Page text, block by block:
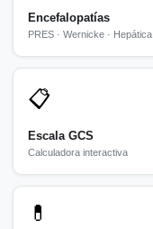
Encefalopatías
PRES · Wernicke · Hepática
📋
Escala GCS
Calculadora interactiva
💊